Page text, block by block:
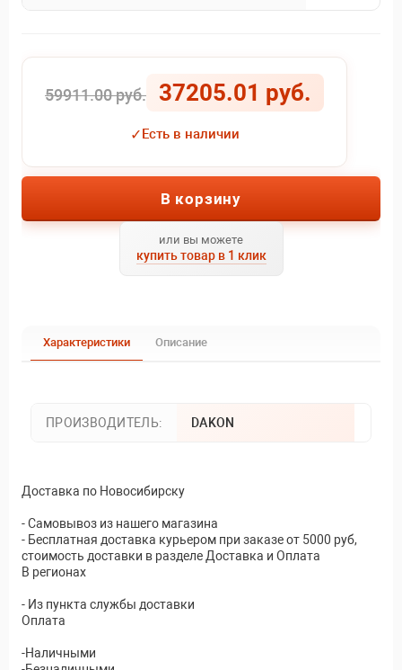
59911.00 руб. 37205.01 руб.
✓Есть в наличии
В корзину
или вы можете
купить товар в 1 клик
Характеристики Описание
ПРОИЗВОДИТЕЛЬ: DAKON
Доставка по Новосибирску
- Самовывоз из нашего магазина
- Бесплатная доставка курьером при заказе от 5000 руб,
стоимость доставки в разделе Доставка и Оплата
В регионах
- Из пункта службы доставки
Оплата
-Наличными